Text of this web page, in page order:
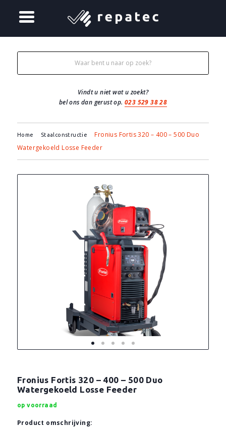
Vindt u niet wat u zoekt?
bel ons dan gerust op. 023 529 38 28
Home Staalconstructie
Fronius Fortis 320 – 400 – 500 Duo
Watergekoeld Losse Feeder
Fronius Fortis 320 – 400 – 500 Duo
Watergekoeld Losse Feeder
op voorraad
Product omschrijving: